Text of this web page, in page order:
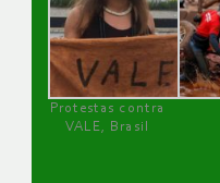
Protestas contra
VALE, Brasil